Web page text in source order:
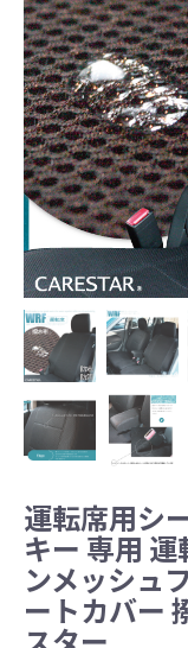
運転席用シ
キー 専用
ンメッシュ
ートカバー